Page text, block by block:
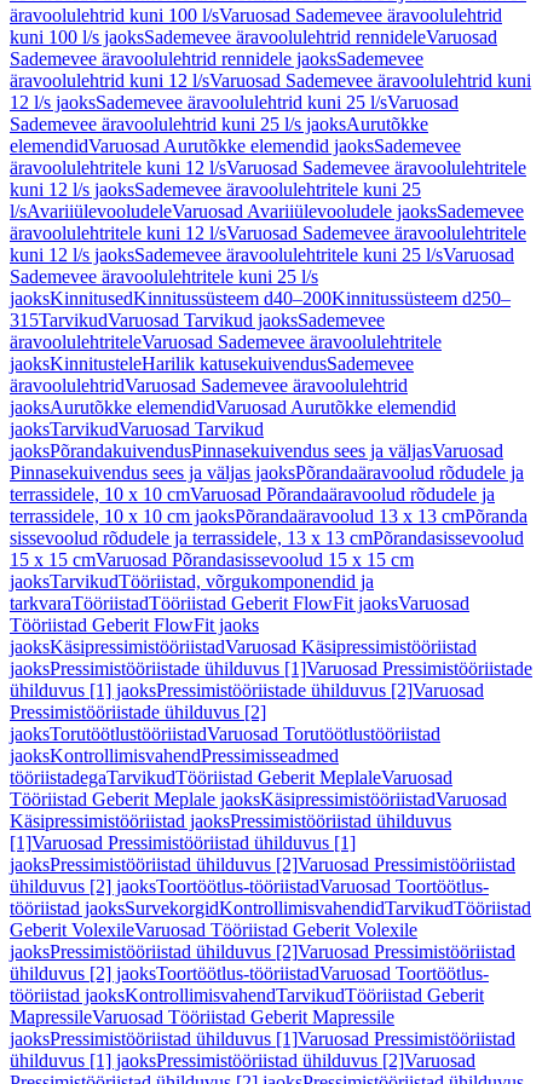
äravoolulehtrid kuni 100 l/sVaruosad Sademevee äravoolulehtrid
kuni 100 l/s jaoksSademevee äravoolulehtrid rennideleVaruosad
Sademevee äravoolulehtrid rennidele jaoksSademevee
äravoolulehtrid kuni 12 l/sVaruosad Sademevee äravoolulehtrid kuni
12 l/s jaoksSademevee äravoolulehtrid kuni 25 l/sVaruosad
Sademevee äravoolulehtrid kuni 25 l/s jaoksAurutõkke
elemendidVaruosad Aurutõkke elemendid jaoksSademevee
äravoolulehtritele kuni 12 l/sVaruosad Sademevee äravoolulehtritele
kuni 12 l/s jaoksSademevee äravoolulehtritele kuni 25
l/sAvariiülevooludeleVaruosad Avariiülevooludele jaoksSademevee
äravoolulehtritele kuni 12 l/sVaruosad Sademevee äravoolulehtritele
kuni 12 l/s jaoksSademevee äravoolulehtritele kuni 25 l/sVaruosad
Sademevee äravoolulehtritele kuni 25 l/s
jaoksKinnitusedKinnitussüsteem d40–200Kinnitussüsteem d250–
315TarvikudVaruosad Tarvikud jaoksSademevee
äravoolulehtriteleVaruosad Sademevee äravoolulehtritele
jaoksKinnitusteleHarilik katusekuivendusSademevee
äravoolulehtridVaruosad Sademevee äravoolulehtrid
jaoksAurutõkke elemendidVaruosad Aurutõkke elemendid
jaoksTarvikudVaruosad Tarvikud
jaoksPõrandakuivendusPinnasekuivendus sees ja väljasVaruosad
Pinnasekuivendus sees ja väljas jaoksPõrandaäravoolud rõdudele ja
terrassidele, 10 x 10 cmVaruosad Põrandaäravoolud rõdudele ja
terrassidele, 10 x 10 cm jaoksPõrandaäravoolud 13 x 13 cmPõranda
sissevoolud rõdudele ja terrassidele, 13 x 13 cmPõrandasissevoolud
15 x 15 cmVaruosad Põrandasissevoolud 15 x 15 cm
jaoksTarvikudTööriistad, võrgukomponendid ja
tarkvaraTööriistadTööriistad Geberit FlowFit jaoksVaruosad
Tööriistad Geberit FlowFit jaoks
jaoksKäsipressimistööriistadVaruosad Käsipressimistööriistad
jaoksPressimistööriistade ühilduvus [1]Varuosad Pressimistööriistade
ühilduvus [1] jaoksPressimistööriistade ühilduvus [2]Varuosad
Pressimistööriistade ühilduvus [2]
jaoksTorutöötlustööriistadVaruosad Torutöötlustööriistad
jaoksKontrollimisvahendPressimisseadmed
tööriistadegaTarvikudTööriistad Geberit MeplaleVaruosad
Tööriistad Geberit Meplale jaoksKäsipressimistööriistadVaruosad
Käsipressimistööriistad jaoksPressimistööriistad ühilduvus
[1]Varuosad Pressimistööriistad ühilduvus [1]
jaoksPressimistööriistad ühilduvus [2]Varuosad Pressimistööriistad
ühilduvus [2] jaoksToortöötlus-tööriistadVaruosad Toortöötlus-
tööriistad jaoksSurvekorgidKontrollimisvahendidTarvikudTööriistad
Geberit VolexileVaruosad Tööriistad Geberit Volexile
jaoksPressimistööriistad ühilduvus [2]Varuosad Pressimistööriistad
ühilduvus [2] jaoksToortöötlus-tööriistadVaruosad Toortöötlus-
tööriistad jaoksKontrollimisvahendTarvikudTööriistad Geberit
MapressileVaruosad Tööriistad Geberit Mapressile
jaoksPressimistööriistad ühilduvus [1]Varuosad Pressimistööriistad
ühilduvus [1] jaoksPressimistööriistad ühilduvus [2]Varuosad